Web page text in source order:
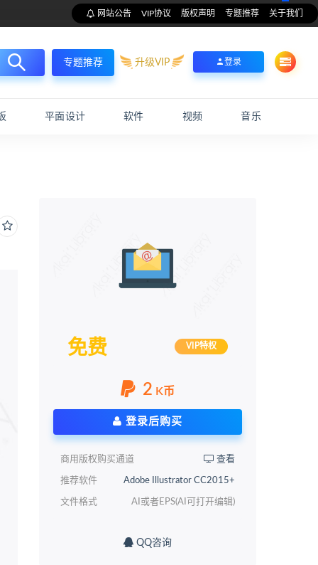
网站公告 VIP协议 版权声明 专题推荐 关于我们
专题推荐 升级VIP 登录
平面设计 软件 视频 音乐
免费 VIP特权
2 K币
登录后购买
商用版权购买通道 查看
推荐软件 Adobe Illustrator CC2015+
文件格式 AI或者EPS(AI可打开编辑)
QQ咨询